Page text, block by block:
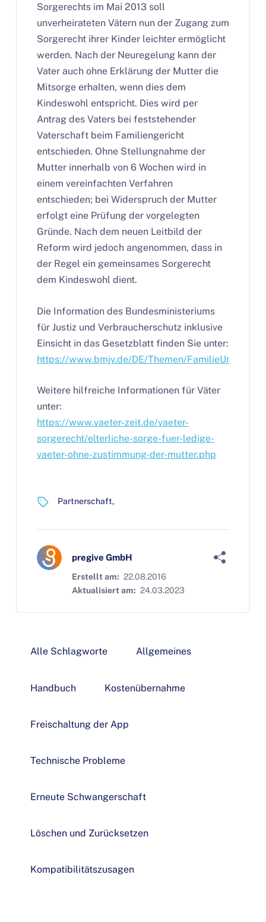
Sorgerechts im Mai 2013 soll
unverheirateten Vätern nun der Zugang zum
Sorgerecht ihrer Kinder leichter ermöglicht
werden. Nach der Neuregelung kann der
Vater auch ohne Erklärung der Mutter die
Mitsorge erhalten, wenn dies dem
Kindeswohl entspricht. Dies wird per
Antrag des Vaters bei feststehender
Vaterschaft beim Familiengericht
entschieden. Ohne Stellungnahme der
Mutter innerhalb von 6 Wochen wird in
einem vereinfachten Verfahren
entschieden; bei Widerspruch der Mutter
erfolgt eine Prüfung der vorgelegten
Gründe. Nach dem neuen Leitbild der
Reform wird jedoch angenommen, dass in
der Regel ein gemeinsames Sorgerecht
dem Kindeswohl dient.
Die Information des Bundesministeriums
für Justiz und Verbraucherschutz inklusive
Einsicht in das Gesetzblatt finden Sie unter:
https://www.bmjv.de/DE/Themen/
Weitere hilfreiche Informationen für Väter
unter:
https://www.vaeter-zeit.de/vaeter-
sorgerecht/elterliche-sorge-fuer-ledige-
vaeter-ohne-zustimmung-der-mutter.php
Partnerschaft
pregive GmbH
Erstellt am: 22.08.2016
Aktualisiert am: 24.03.2023
Alle Schlagworte Allgemeines
Handbuch Kostenübernahme
Freischaltung der App
Technische Probleme
Erneute Schwangerschaft
Löschen und Zurücksetzen
Kompatibilitätszusagen